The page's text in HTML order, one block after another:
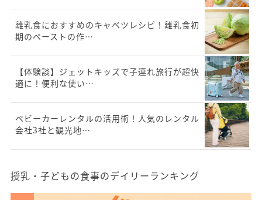
離乳食におすすめのキャベツレシピ！離乳食初
期のペーストの作…
【体験談】ジェットキッズで子連れ旅行が超快
適に！便利な使い…
ベビーカーレンタルの活用術！人気のレンタル
会社3社と観光地…
授乳・子どもの食事のデイリーランキング